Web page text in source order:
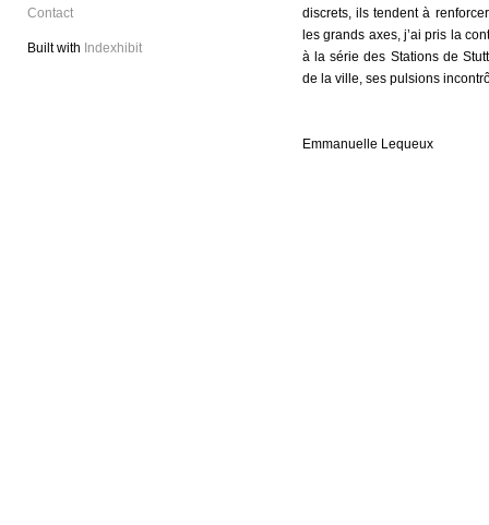
Contact
Built with Indexhibit
discrets, ils tendent à
les grands axes, j’ai pris la
à la série des Stations de
de la ville, ses pulsions
Emmanuelle Lequeux